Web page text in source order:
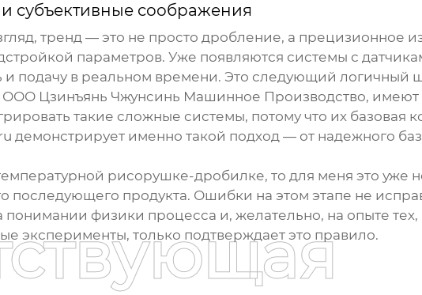
субъективные соображения
тренд — это не просто дробление, а прецизионное
параметров. Уже появляются системы с
и подачу в реальном времени. Это следующий логичный
ООО Цзинъянь Чжунсинь Машинное Производство, имеют
такие сложные системы, потому что их базовая
демонстрирует именно такой подход — от надежного
рисорушке-дробилке, то для меня это уже
последующего продукта. Ошибки на этом этапе не
физики процесса и, желательно, на опыте
эксперименты, только подтверждает это правило.